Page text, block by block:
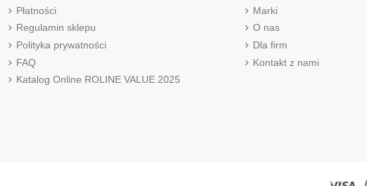
Płatności
Regulamin sklepu
Polityka prywatności
FAQ
Katalog Online ROLINE VALUE 2025
Marki
O nas
Dla firm
Kontakt z nami